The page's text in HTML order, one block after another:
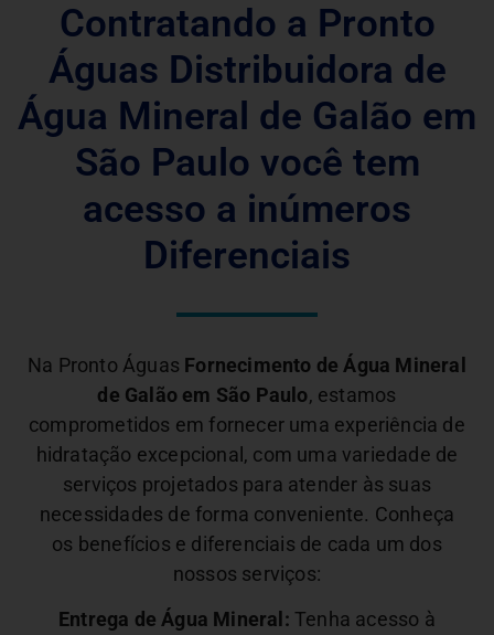
Contratando a Pronto
Águas Distribuidora de
Água Mineral de Galão em
São Paulo você tem
acesso a inúmeros
Diferenciais
Na Pronto Águas Fornecimento de Água Mineral
de Galão em São Paulo, estamos
comprometidos em fornecer uma experiência de
hidratação excepcional, com uma variedade de
serviços projetados para atender às suas
necessidades de forma conveniente. Conheça
os benefícios e diferenciais de cada um dos
nossos serviços:
Entrega de Água Mineral:Tenha acesso à